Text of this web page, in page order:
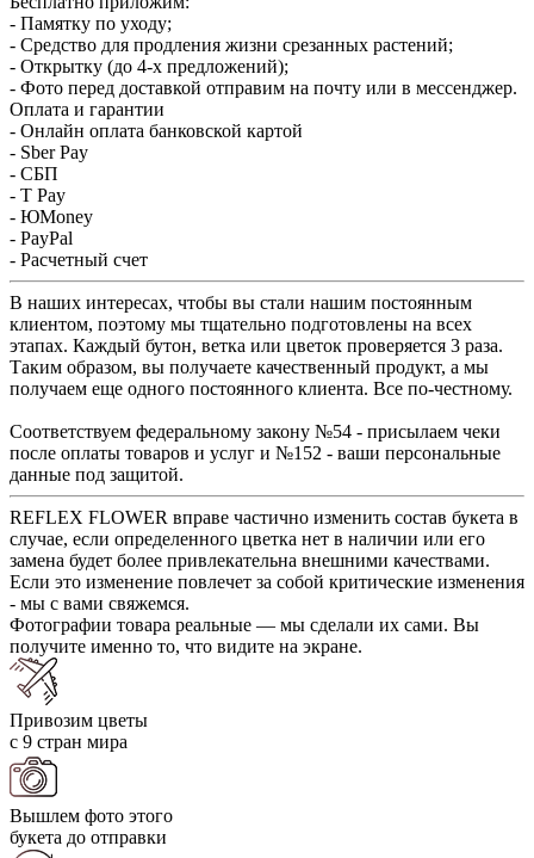
- Памятку по уходу;
- Средство для продления жизни срезанных растений;
- Открытку (до 4-х предложений);
- Фото перед доставкой отправим на почту или в мессенджер.
Оплата и гарантии
- Онлайн оплата банковской картой
- Sber Pay
- СБП
- T Pay
- ЮMoney
- PayPal
- Расчетный счет
В наших интересах, чтобы вы стали нашим постоянным
клиентом, поэтому мы тщательно подготовлены на всех
этапах. Каждый бутон, ветка или цветок проверяется 3 раза.
Таким образом, вы получаете качественный продукт, а мы
получаем еще одного постоянного клиента. Все по-честному.
Соответствуем федеральному закону №54 - присылаем чеки
после оплаты товаров и услуг и №152 - ваши персональные
данные под защитой.
REFLEX FLOWER вправе частично изменить состав букета в
случае, если определенного цветка нет в наличии или его
замена будет более привлекательна внешними качествами.
Если это изменение повлечет за собой критические изменения
- мы с вами свяжемся.
Фотографии товара реальные — мы сделали их сами. Вы
получите именно то, что видите на экране.
Привозим цветы
с 9 стран мира
Вышлем фото этого
букета до отправки